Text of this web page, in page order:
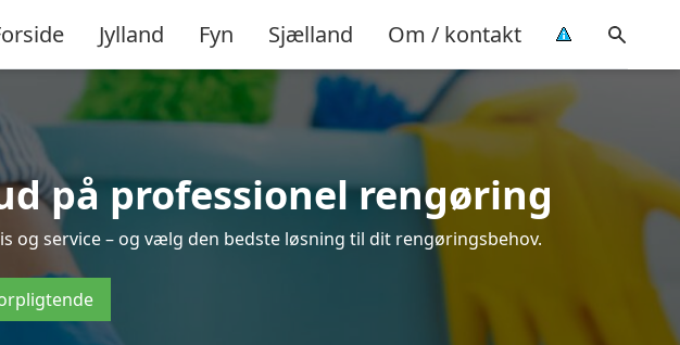
Jylland Fyn Sjælland Om / kontakt
på professionel rengøring
service – og vælg den bedste løsning til dit rengøringsbehov.